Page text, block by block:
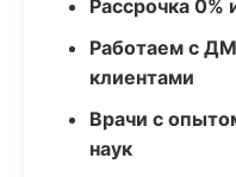
Рассрочка 0%
Работаем с
клиентами
Врачи с
наук